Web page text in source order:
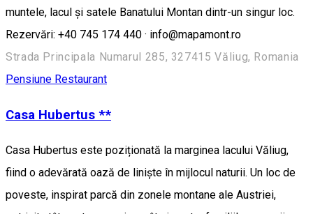
muntele, lacul și satele Banatului Montan dintr-un singur loc.
Rezervări: +40 745 174 440 · info@mapamont.ro
Strada Principala Numarul 285, 327415 Văliug, Romania
Pensiune Restaurant
Casa Hubertus **
Casa Hubertus este poziționată la marginea lacului Văliug,
fiind o adevărată oază de liniște în mijlocul naturii. Un loc de
poveste, inspirat parcă din zonele montane ale Austriei,